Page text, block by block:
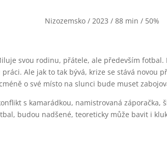
Nizozemsko / 2023 / 88 min / 50%
svou rodinu, přátele, ale především
Ale jak to tak bývá, krize se stává novou
o své místo na slunci bude muset
s kamarádkou, namistrovaná záporačka,
budou nadšené, teoreticky může bavit i